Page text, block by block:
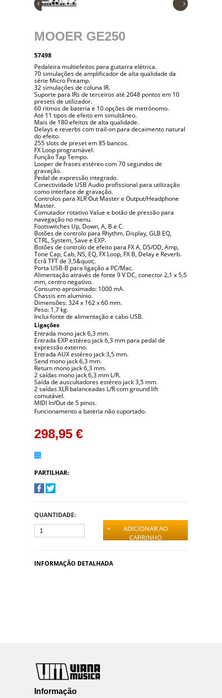
‹ ›
MOOER GE250
57498
Pedaleira multiefeitos para guitarra elétrica.
70 simulações de amplificador de alta qualidade da
série Micro Preamp.
32 simulações de coluna IR.
Suporte para IRs de terceiros até 2048 pontos em 10
presets de utilizador.
60 ritmos de bateria e 10 opções de metrónomo.
Até 11 tipos de efeito em simultâneo.
Mais de 180 efeitos de alta qualidade.
Delays e reverbs com trail-on para decaimento natural
do efeito.
255 slots de preset em 85 bancos.
FX Loop programável.
Função Tap Tempo.
Looper de frases estéreo com 70 segundos de
gravação.
Pedal de expressão integrado.
Conectividade USB Audio profissional para utilização
como interface de gravação.
Controlos para XLR Out Master e Output/Headphone
Master.
Comutador rotativo Value e botão de pressão para
navegação no menu.
Footswitches Up, Down, A, B e C.
Botões de controlo para Rhythm, Display, GLB EQ,
CTRL, System, Save e EXP.
Botões de controlo de efeito para FX A, DS/OD, Amp,
Tone Cap, Cab, NS, EQ, FX Loop, FX B, Delay e Reverb.
Ecrã TFT de 3,5&quot;.
Porta USB-B para ligação a PC/Mac.
Alimentação através de fonte 9 V DC, conector 2,1 x 5,5
mm, centro negativo.
Consumo aproximado: 1000 mA.
Chassis em alumínio.
Dimensões: 324 x 162 x 60 mm.
Peso: 1,7 kg.
Inclui fonte de alimentação e cabo USB.
Ligações
Entrada mono jack 6,3 mm.
Entrada EXP estéreo jack 6,3 mm para pedal de
expressão externo.
Entrada AUX estéreo jack 3,5 mm.
Send mono jack 6,3 mm.
Return mono jack 6,3 mm.
2 saídas mono jack 6,3 mm L/R.
Saída de auscultadores estéreo jack 3,5 mm.
2 saídas XLR balanceadas L/R com ground lift
comutável.
MIDI In/Out de 5 pinos.
Funcionamento a bateria não suportado.
298,95 €
PARTILHAR:
QUANTIDADE:
+
ADICIONAR AO
CARRINHO
INFORMAÇÃO DETALHADA
Informação